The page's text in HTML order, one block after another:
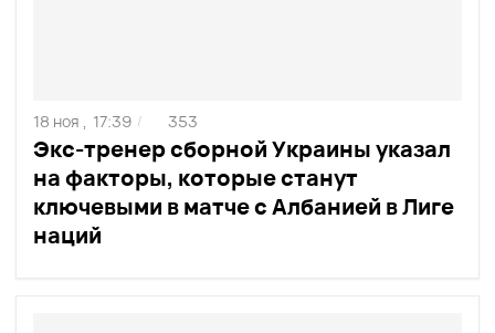
Экс-тренер сборной Украины указал
на факторы, которые станут
ключевыми в матче с Албанией в Лиге
наций
18 ноя , 17:39 / 353